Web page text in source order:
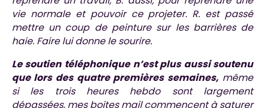
vie normale et pouvoir ce projeter. R. est passé
mettre un coup de peinture sur les barrières de
haie. Faire lui donne le sourire.
Le soutien téléphonique n’est plus aussi soutenu
que lors des quatre premières semaines,même
si les trois heures hebdo sont largement
dépassées, mes boites mail commencent à saturer